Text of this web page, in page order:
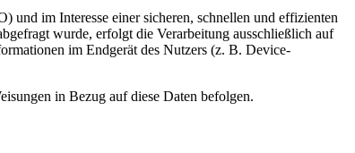
und im Interesse einer sicheren, schnellen und effizienten
wurde, erfolgt die Verarbeitung ausschließlich auf
im Endgerät des Nutzers (z. B. Device-
in Bezug auf diese Daten befolgen.